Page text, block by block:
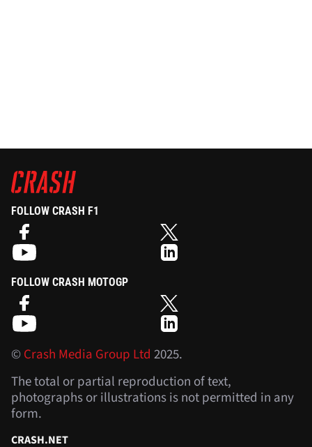
FOLLOW CRASH F1
FOLLOW CRASH MOTOGP
©Crash Media Group Ltd 2025.
The total or partial reproduction of text,
photographs or illustrations is not permitted in any
form.
CRASH.NET